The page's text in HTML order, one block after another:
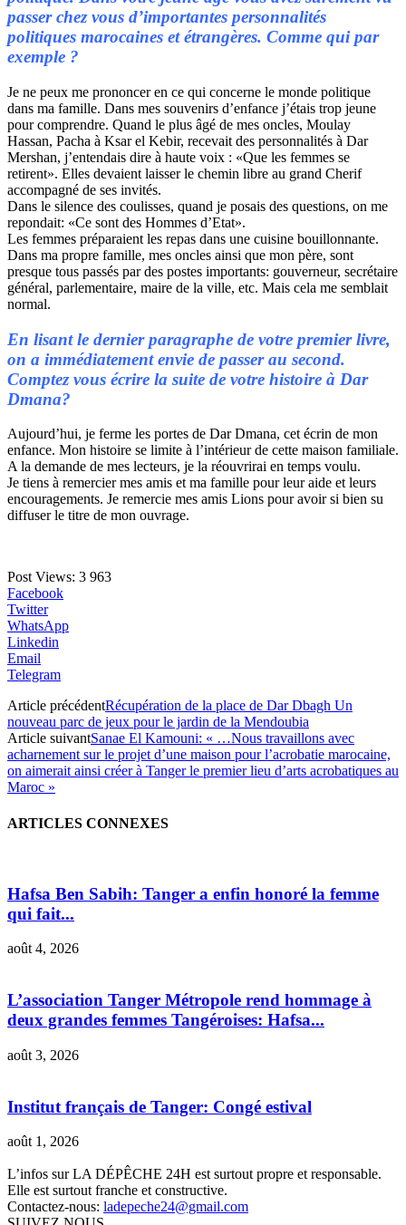
passer chez vous d’importantes personnalités
politiques marocaines et étrangères. Comme qui par
exemple ?
Je ne peux me prononcer en ce qui concerne le monde politique
dans ma famille. Dans mes souvenirs d’enfance j’étais trop jeune
pour comprendre. Quand le plus âgé de mes oncles, Moulay
Hassan, Pacha à Ksar el Kebir, recevait des personnalités à Dar
Mershan, j’entendais dire à haute voix : «Que les femmes se
retirent». Elles devaient laisser le chemin libre au grand Cherif
accompagné de ses invités.
Dans le silence des coulisses, quand je posais des questions, on me
repondait: «Ce sont des Hommes d’Etat».
Les femmes préparaient les repas dans une cuisine bouillonnante.
Dans ma propre famille, mes oncles ainsi que mon père, sont
presque tous passés par des postes importants: gouverneur, secrétaire
général, parlementaire, maire de la ville, etc. Mais cela me semblait
normal.
En lisant le dernier paragraphe de votre premier livre,
on a immédiatement envie de passer au second.
Comptez vous écrire la suite de votre histoire à Dar
Dmana?
Aujourd’hui, je ferme les portes de Dar Dmana, cet écrin de mon
enfance. Mon histoire se limite à l’intérieur de cette maison familiale.
A la demande de mes lecteurs, je la réouvrirai en temps voulu.
Je tiens à remercier mes amis et ma famille pour leur aide et leurs
encouragements. Je remercie mes amis Lions pour avoir si bien su
diffuser le titre de mon ouvrage.
Post Views: 3 963
Facebook
Twitter
WhatsApp
Linkedin
Email
Telegram
Article précédentRécupération de la place de Dar Dbagh Un
nouveau parc de jeux pour le jardin de la Mendoubia
Article suivantSanae El Kamouni: « …Nous travaillons avec
acharnement sur le projet d’une maison pour l’acrobatie marocaine,
on aimerait ainsi créer à Tanger le premier lieu d’arts acrobatiques au
Maroc »
ARTICLES CONNEXES
Hafsa Ben Sabih: Tanger a enfin honoré la femme
qui fait...
août 4, 2026
L’association Tanger Métropole rend hommage à
deux grandes femmes Tangéroises: Hafsa...
août 3, 2026
Institut français de Tanger: Congé estival
août 1, 2026
L’infos sur LA DÉPÊCHE 24H est surtout propre et responsable.
Elle est surtout franche et constructive.
Contactez-nous: ladepeche24@gmail.com